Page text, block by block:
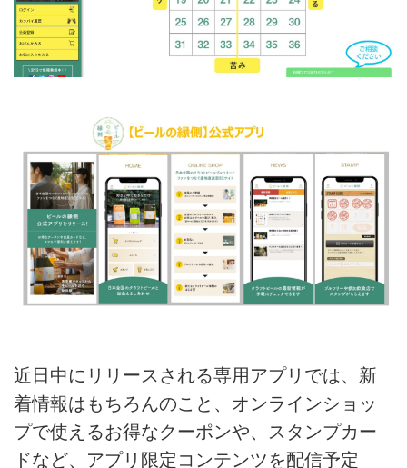
近日中にリリースされる専用アプリでは、新
着情報はもちろんのこと、オンラインショッ
プで使えるお得なクーポンや、スタンプカー
ドなど、アプリ限定コンテンツを配信予定